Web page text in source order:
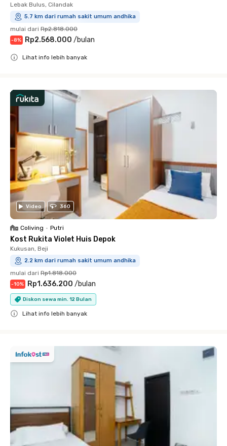
Lebak Bulus, Cilandak
5.7 km dari rumah sakit umum andhika
mulai dari Rp2.818.000
-8% Rp2.568.000 /bulan
Lihat info lebih banyak
Video 360
Coliving • Putri
Kost Rukita Violet Huis Depok
Kukusan, Beji
2.2 km dari rumah sakit umum andhika
mulai dari Rp1.818.000
-10% Rp1.636.200 /bulan
Diskon sewa min. 12 Bulan
Lihat info lebih banyak